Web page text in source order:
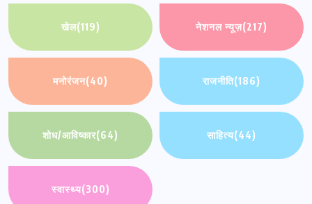
खेल(119) नेशनल न्यूज़(217)
मनोरंजन(40) राजनीति(186)
शोध/आविष्कार(64) साहित्य(44)
स्वास्थ्य(300)